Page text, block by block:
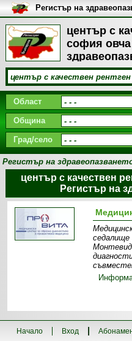
център с
софия овча
Регистър на
медицинските
България
Област
Община
Град/село
Регистър на
център с качествен
Регистър на
седалище
Начало Вход